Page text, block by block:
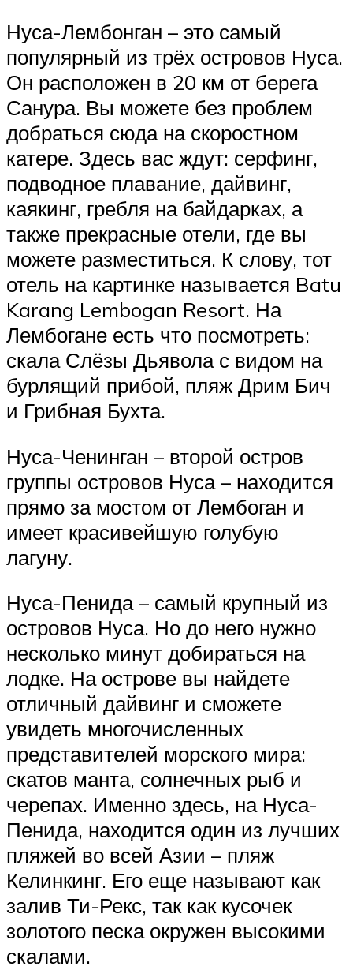
Нуса-Лембонган – это самый
популярный из трёх островов Нуса.
Он расположен в 20 км от берега
Санура. Вы можете без проблем
добраться сюда на скоростном
катере. Здесь вас ждут: серфинг,
подводное плавание, дайвинг,
каякинг, гребля на байдарках, а
также прекрасные отели, где вы
можете разместиться. К слову, тот
отель на картинке называется Batu
Karang Lembogan Resort. На
Лембогане есть что посмотреть:
скала Слёзы Дьявола с видом на
бурлящий прибой, пляж Дрим Бич
и Грибная Бухта.
Нуса-Ченинган – второй остров
группы островов Нуса – находится
прямо за мостом от Лембоган и
имеет красивейшую голубую
лагуну.
Нуса-Пенида – самый крупный из
островов Нуса. Но до него нужно
несколько минут добираться на
лодке. На острове вы найдете
отличный дайвинг и сможете
увидеть многочисленных
представителей морского мира:
скатов манта, солнечных рыб и
черепах. Именно здесь, на Нуса-
Пенида, находится один из лучших
пляжей во всей Азии – пляж
Келинкинг. Его еще называют как
залив Ти-Рекс, так как кусочек
золотого песка окружен высокими
скалами.